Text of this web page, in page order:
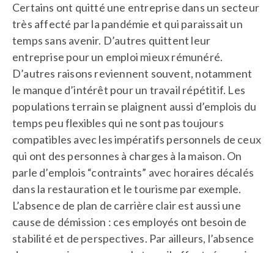
Certains ont quitté une entreprise dans un secteur
très affecté par la pandémie et qui paraissait un
temps sans avenir. D’autres quittent leur
entreprise pour un emploi mieux rémunéré.
D’autres raisons reviennent souvent, notamment
le manque d’intérêt pour un travail répétitif. Les
populations terrain se plaignent aussi d’emplois du
temps peu flexibles qui ne sont pas toujours
compatibles avec les impératifs personnels de ceux
qui ont des personnes à charges à la maison. On
parle d’emplois “contraints” avec horaires décalés
dans la restauration et le tourisme par exemple.
L’absence de plan de carrière clair est aussi une
cause de démission : ces employés ont besoin de
stabilité et de perspectives. Par ailleurs, l’absence